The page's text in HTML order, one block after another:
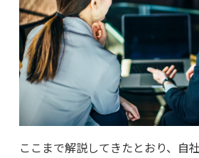
ここまで解説してきたとおり、自